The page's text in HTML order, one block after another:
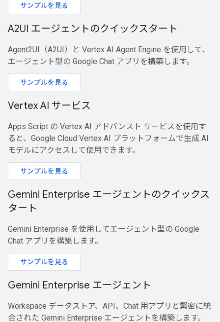
サンプルを見る
A2UI エージェントのクイックスタート
Agent2UI（A2UI）と Vertex AI Agent Engine を使用して、
エージェント型の Google Chat アプリを構築します。
サンプルを見る
Vertex AI サービス
Apps Script の Vertex AI アドバンスト サービスを使用す
ると、Google Cloud Vertex AI プラットフォームで生成 AI
モデルにアクセスして使用できます。
サンプルを見る
Gemini Enterprise エージェントのクイックス
タート
Gemini Enterprise を使用してエージェント型の Google
Chat アプリを構築します。
サンプルを見る
Gemini Enterprise エージェント
Workspace データストア、API、Chat 用アプリと緊密に統
合された Gemini Enterprise エージェントを構築します。